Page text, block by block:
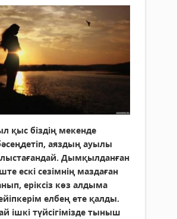
қыс біздің мекенде
аяздың ауылы
Дымқылданған
ескі сезімнің маздаған
еріксіз көз алдыма
елбең ете қалды.
ішкі түйсігімізде тыныш